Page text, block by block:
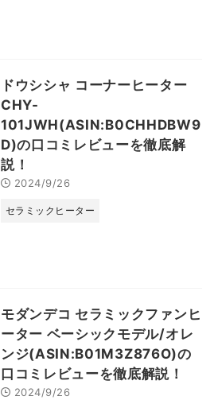
ドウシシャ コーナーヒーター
CHY-
101JWH(ASIN:B0CHHDBW9
D)の口コミレビューを徹底解
説！
2024/9/26
セラミックヒーター
モダンデコ セラミックファンヒ
ーター ベーシックモデル/オレ
ンジ(ASIN:B01M3Z876O)の
口コミレビューを徹底解説！
2024/9/26